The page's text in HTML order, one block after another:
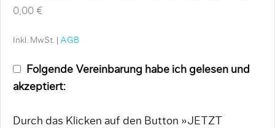
0,00 €
Inkl. MwSt. | AGB
Folgende Vereinbarung habe ich gelesen und
akzeptiert:
Durch das Klicken auf den Button »JETZT